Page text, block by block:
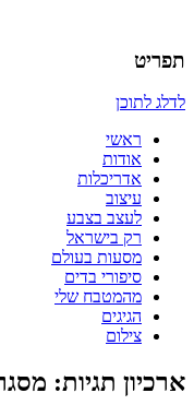
כמו אויר
אדריכלית
תפריט
לדלג לתוכן
ראשי
אודות
אדריכלות
עיצוב
לעצב בצבע
רק בישראל
מסעות בעולם
סיפורי בדים
מהמטבח שלי
הגיגים
צילום
ארכיון תגיות: